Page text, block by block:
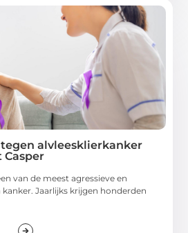
alvleesklierkanker
van de meest agressieve en
Jaarlijks krijgen honderden